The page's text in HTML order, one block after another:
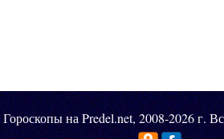
Гороскопы на Predel.net, 2008-2026 г.